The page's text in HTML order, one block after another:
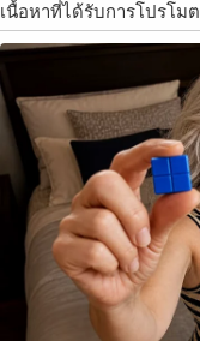
เนื้อหาที่ได้รับการโปรโมต